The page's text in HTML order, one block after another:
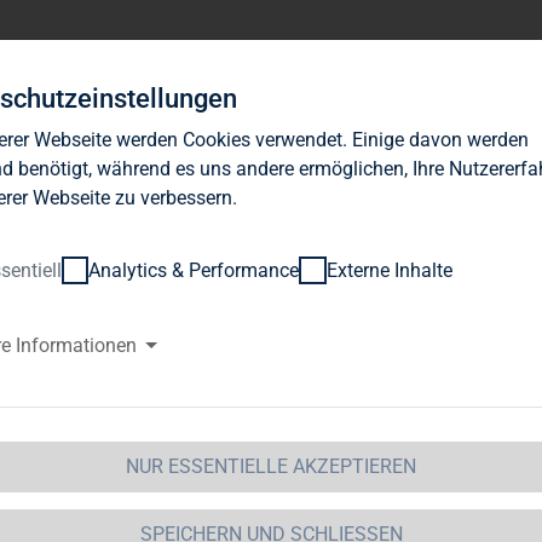
Investor Relations
Immobilien AG: TAG
Prognose für 2012
Immobilien AG / Schlagwort(e): Prognose
Webseite werden Cookies verwendet. Einige davon werden
benötigt, während es uns andere ermöglichen, Ihre
Webseite zu verbessern.
Analytics & Performance Externe Inhalte
Informationen
NUR ESSENTIELLE AKZEPTIEREN
SPEICHERN UND SCHLIESSEN